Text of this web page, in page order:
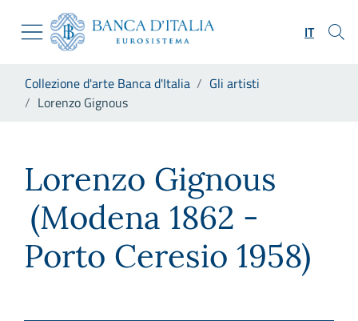
Skip to Main Content
Vai al sito istituzionale
Vai al menu di navigazione
Vai alla ricerca
Vai al footer
IT
Collezione d'arte Banca d'Italia
Gli artisti
Lorenzo Gignous
Lorenzo Gignous
(Modena 1862 -
Porto Ceresio 1958)